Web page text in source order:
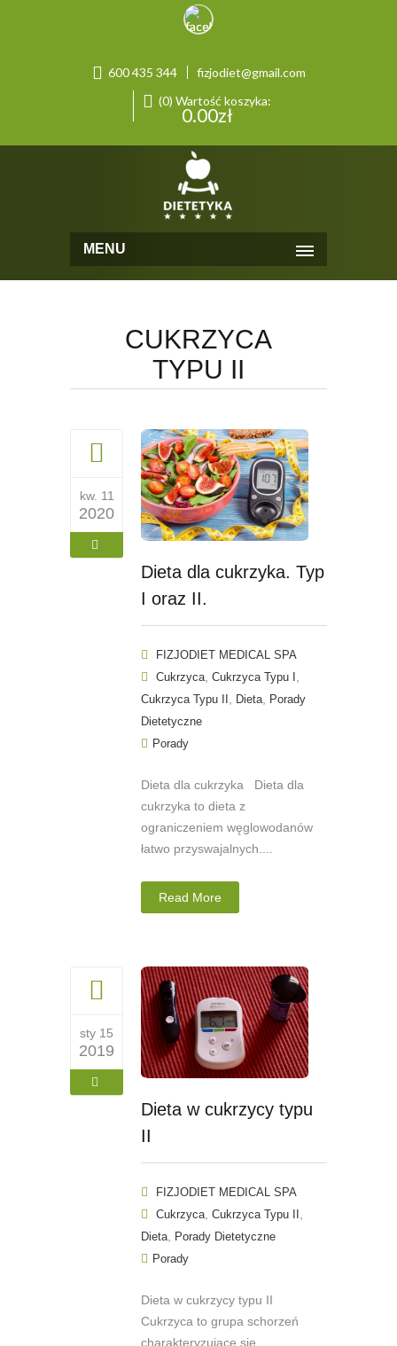
600 435 344
fizjodiet@gmail.com
(0) Wartość koszyka:
0.00zł
MENU
CUKRZYCA
TYPU II
kw. 11
2020
Dieta dla cukrzyka. Typ
I oraz II.
FIZJODIET MEDICAL SPA
Cukrzyca Cukrzyca Typu I
Cukrzyca Typu II Dieta
Porady
Dietetyczne
Porady
Dieta dla cukrzyka Dieta dla
cukrzyka to dieta z
ograniczeniem węglowodanów
łatwo przyswajalnych....
Read More
sty 15
2019
Dieta w cukrzycy typu
II
FIZJODIET MEDICAL SPA
Cukrzyca Cukrzyca Typu II
Dieta Porady Dietetyczne
Porady
Dieta w cukrzycy typu II
Cukrzyca to grupa schorzeń
charakteryzujące się